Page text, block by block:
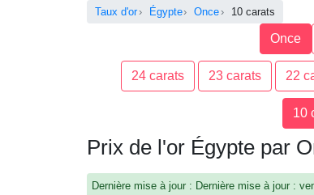
Taux d'or Égypte Once 10 carats
Once
24 carats 23 carats 22
10
Prix de l'or Égypte par
Dernière mise à jour : Dernière mise à jour :